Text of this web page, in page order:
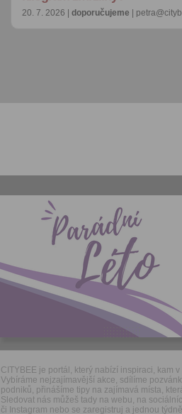
20. 7. 2026 | doporučujeme |
CITYBEE je portál, který nabízí inspiraci, kam v
Vybíráme nejzajímavější akce, sdílíme
podniků, přinášíme tipy na zajímavá místa,
Sledovat nás můžeš tady na webu, na
či Instagram nebo se zaregistruj a jednou